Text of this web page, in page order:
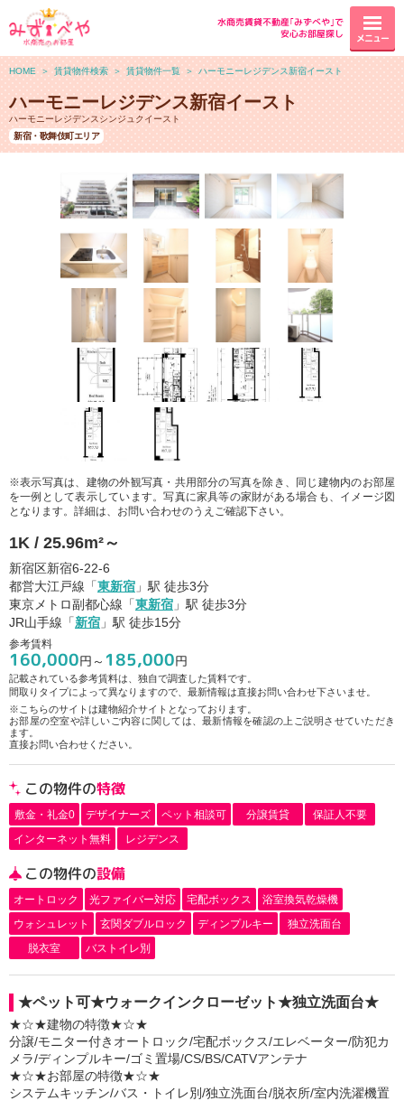
水商売賃貸不動産｢みずべや｣で
安心お部屋探し
メニュー
HOME ＞ 賃貸物件検索 ＞ 賃貸物件一覧 ＞ ハーモニーレジデンス新宿イースト
ハーモニーレジデンス新宿イースト
ハーモニーレジデンスシンジュクイースト
新宿・歌舞伎町エリア
※表示写真は、建物の外観写真・共用部分の写真を除き、同じ建物内のお部屋
を一例として表示しています。写真に家具等の家財がある場合も、イメージ図
となります。詳細は、お問い合わせのうえご確認下さい。
1K / 25.96m²～
新宿区新宿6-22-6
都営大江戸線「東新宿 」駅 徒歩3分
東京メトロ副都心線「東新宿 」駅 徒歩3分
JR山手線「新宿 」駅 徒歩15分
参考賃料
160,000円～ 185,000円
記載されている参考賃料は、独自で調査した賃料です。
間取りタイプによって異なりますので、最新情報は直接お問い合わせ下さいませ。
※こちらのサイトは建物紹介サイトとなっております。
お部屋の空室や詳しいご内容に関しては、最新情報を確認の上ご説明させていただき
ます。
直接お問い合わせください。
この物件の特徴
敷金・礼金0 デザイナーズ ペット相談可 分譲賃貸
保証人不要
インターネット無料
レジデンス
この物件の設備
オートロック 光ファイバー対応 宅配ボックス
浴室換気乾燥機
ウォシュレット
玄関ダブルロック ディンプルキー
独立洗面台
脱衣室
バストイレ別
★ペット可★ウォークインクローゼット★独立洗面台★
★☆★建物の特徴★☆★
分譲/モニター付きオートロック/宅配ボックス/エレベーター/防犯カ
メラ/ディンプルキー/ゴミ置場/CS/BS/CATVアンテナ
★☆★お部屋の特徴★☆★
システムキッチン/バス・トイレ別/独立洗面台/脱衣所/室内洗濯機置